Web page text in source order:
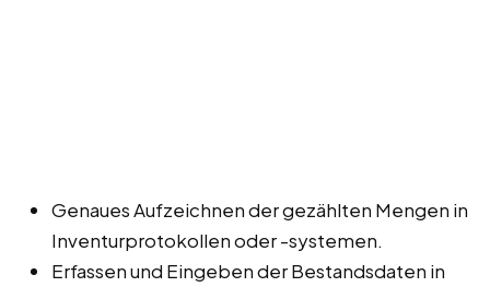
Genaues Aufzeichnen der gezählten Mengen in
Inventurprotokollen oder -systemen.
Erfassen und Eingeben der Bestandsdaten in